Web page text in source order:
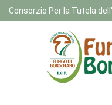
Consorzio Per la Tutela